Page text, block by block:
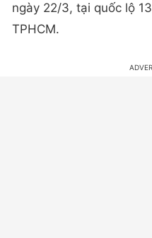
ngày 22/3, tại quốc lộ
TPHCM.